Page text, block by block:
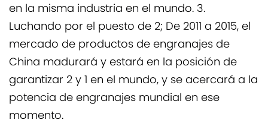
en la misma industria en el mundo. 3.
Luchando por el puesto de 2; De 2011 a 2015, el
mercado de productos de engranajes de
China madurará y estará en la posición de
garantizar 2 y 1 en el mundo, y se acercará a la
potencia de engranajes mundial en ese
momento.